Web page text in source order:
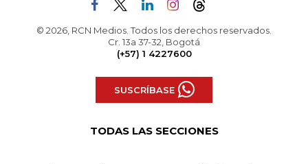
© 2026, RCN Medios. Todos los derechos reservados.
Cr. 13a 37-32, Bogotá
(+57) 1 4227600
SUSCRÍBASE
TODAS LAS SECCIONES